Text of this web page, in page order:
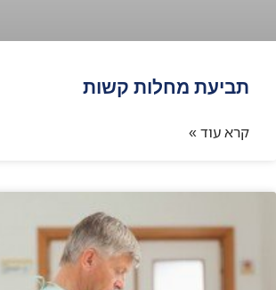
תביעת מחלות קשות
קרא עוד »